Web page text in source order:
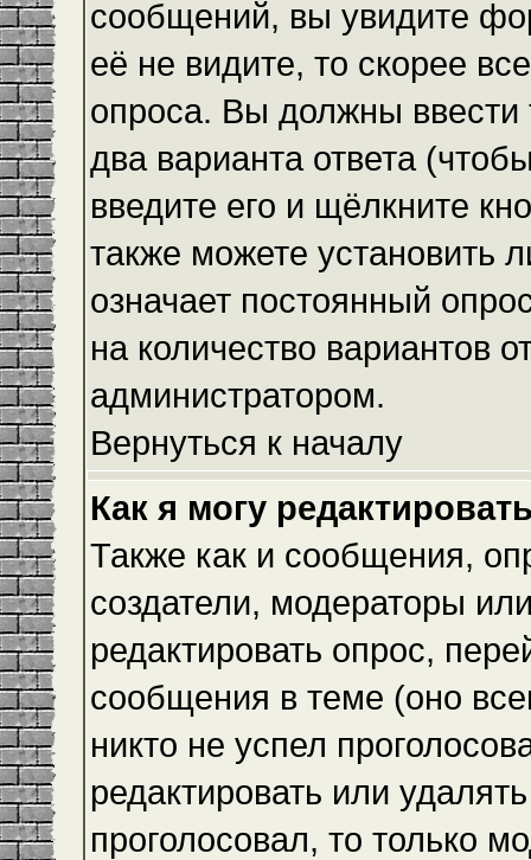
сообщений, вы увидите
её не видите, то скорее
опроса. Вы должны
два варианта ответа
введите его и щёлкните
также можете установить
означает постоянный
на количество вариантов
администратором.
Вернуться к началу
Как я могу
Также как и сообщения,
создатели, модераторы
редактировать опрос,
сообщения в теме (оно
никто не успел
редактировать или
проголосовал, то только